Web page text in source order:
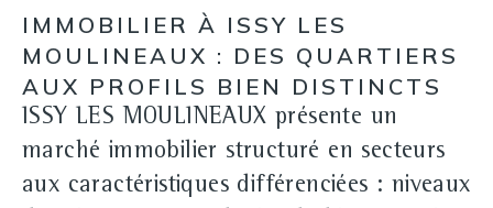
IMMOBILIER À ISSY LES
MOULINEAUX : DES QUARTIERS
AUX PROFILS BIEN DISTINCTS
ISSY LES MOULINEAUX présente un
marché immobilier structuré en secteurs
aux caractéristiques différenciées : niveaux